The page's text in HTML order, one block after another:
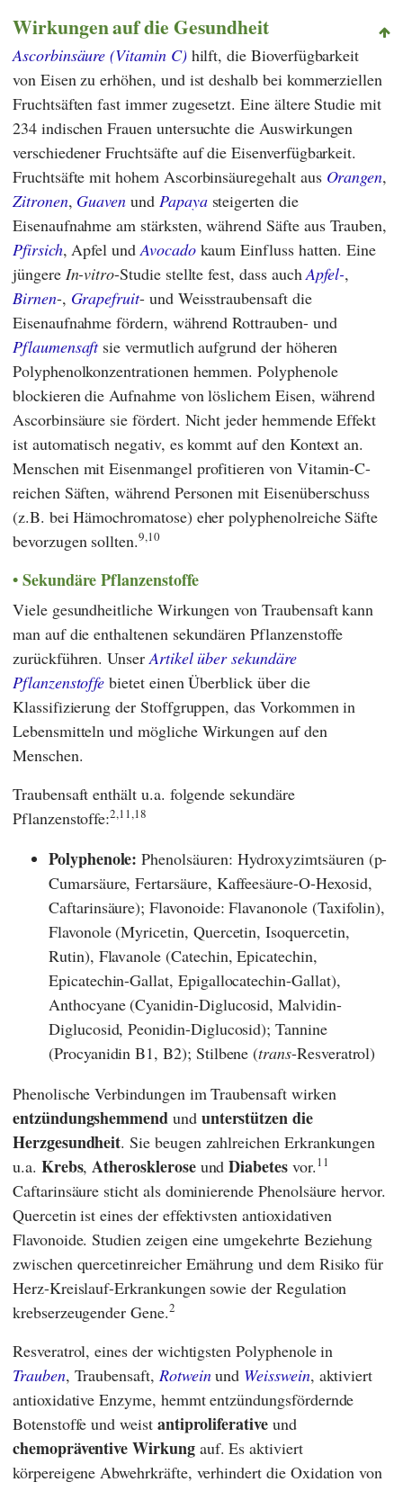
Wirkungen auf die Gesundheit
Ascorbinsäure (Vitamin C)hilft, die Bioverfügbarkeit
von Eisen zu erhöhen, und ist deshalb bei kommerziellen
Fruchtsäften fast immer zugesetzt. Eine ältere Studie mit
234 indischen Frauen untersuchte die Auswirkungen
verschiedener Fruchtsäfte auf die Eisenverfügbarkeit.
Fruchtsäfte mit hohem Ascorbinsäuregehalt aus Orangen,
Zitronen, Guaven und Papayasteigerten die
Eisenaufnahme am stärksten, während Säfte aus Trauben,
Pfirsich, Apfel undAvocadokaum Einfluss hatten. Eine
jüngere In-vitro-Studie stellte fest, dass auchApfel-,
Birnen-, Grapefruit- und Weisstraubensaft die
Eisenaufnahme fördern, während Rottrauben- und
Pflaumensaftsie vermutlich aufgrund der höheren
Polyphenolkonzentrationen hemmen. Polyphenole
blockieren die Aufnahme von löslichem Eisen, während
Ascorbinsäure sie fördert. Nicht jeder hemmende Effekt
ist automatisch negativ, es kommt auf den Kontext an.
Menschen mit Eisenmangel profitieren von Vitamin-C-
reichen Säften, während Personen mit Eisenüberschuss
(z.B. bei Hämochromatose) eher polyphenolreiche Säfte
bevorzugen sollten.9,10
Sekundäre Pflanzenstoffe
Viele gesundheitliche Wirkungen von Traubensaft kann
man auf die enthaltenen sekundären Pflanzenstoffe
zurückführen. Unser Artikel über sekundäre
Pflanzenstoffe bietet einen Überblick über die
Klassifizierung der Stoffgruppen, das Vorkommen in
Lebensmitteln und mögliche Wirkungen auf den
Menschen.
Traubensaft enthält u.a. folgende sekundäre
Pflanzenstoffe:2,11,18
Polyphenole:Phenolsäuren: Hydroxyzimtsäuren (p-
Cumarsäure, Fertarsäure, Kaffeesäure-O-Hexosid,
Caftarinsäure); Flavonoide: Flavanonole (Taxifolin),
Flavonole (Myricetin, Quercetin, Isoquercetin,
Rutin), Flavanole (Catechin, Epicatechin,
Epicatechin-Gallat, Epigallocatechin-Gallat),
Anthocyane (Cyanidin-Diglucosid, Malvidin-
Diglucosid, Peonidin-Diglucosid); Tannine
(Procyanidin B1, B2); Stilbene (trans-Resveratrol)
Phenolische Verbindungen im Traubensaft wirken
entzündungshemmend und unterstützen die
Herzgesundheit. Sie beugen zahlreichen Erkrankungen
u.a. Krebs, Atherosklerose und Diabetesvor.11
Caftarinsäure sticht als dominierende Phenolsäure hervor.
Quercetin ist eines der effektivsten antioxidativen
Flavonoide. Studien zeigen eine umgekehrte Beziehung
zwischen quercetinreicher Ernährung und dem Risiko für
Herz-Kreislauf-Erkrankungen sowie der Regulation
krebserzeugender Gene.2
Resveratrol, eines der wichtigsten Polyphenole in
Trauben, Traubensaft, Rotweinund Weisswein, aktiviert
antioxidative Enzyme, hemmt entzündungsfördernde
Botenstoffe und weistantiproliferativeund
chemopräventive Wirkungauf. Es aktiviert
körpereigene Abwehrkräfte, verhindert die Oxidation von